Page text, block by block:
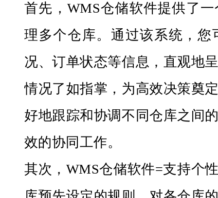
首先， WMS仓储软件提供了
理多个仓库。通过该系统，
况、订单状态等信息 ，直观地
情况了如指掌，为高效决策奠
好地跟踪和协调不同仓库之间
效的协同工作。
其次， WMS仓储软件=支持个